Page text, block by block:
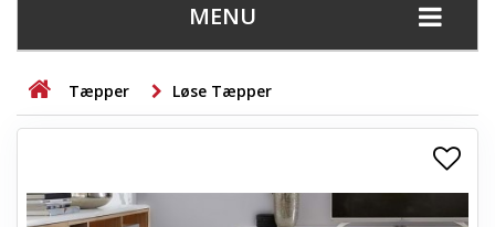
MENU
+
STUE
+
+
SOVEVÆRELSE
Tæpper Løse Tæpper